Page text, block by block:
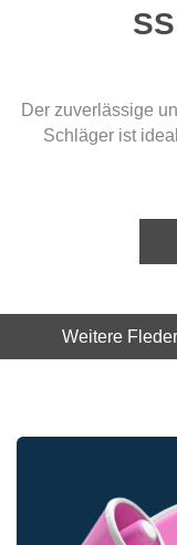
Der zuverlässige
Schläger ist
Weitere